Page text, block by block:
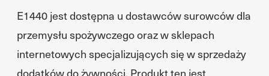
E1440 jest dostępna u dostawców surowców dla
przemysłu spożywczego oraz w sklepach
internetowych specjalizujących się w sprzedaży
dodatków do żywności. Produkt ten jest